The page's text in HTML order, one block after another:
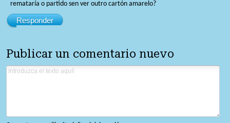
remataría o partido sen ver outro cartón amarelo?
Responder
Publicar un comentario nuevo